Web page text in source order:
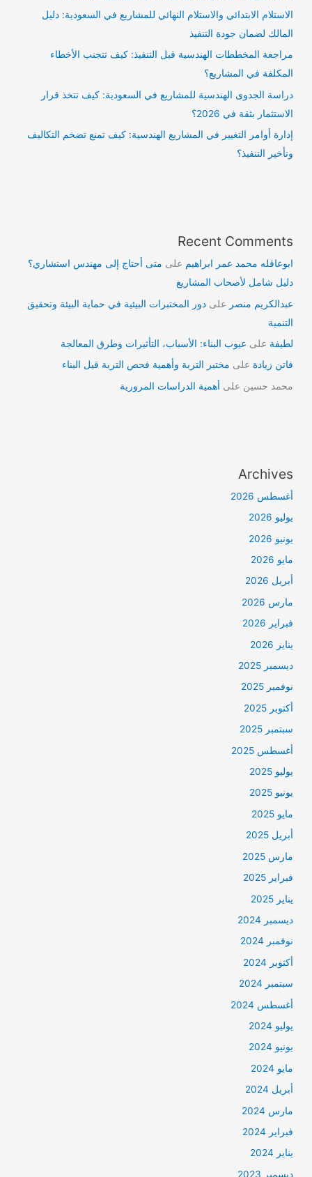
الاستلام الابتدائي والاستلام النهائي للمشاريع في السعودية: دليل
المالك لضمان جودة التنفيذ
مراجعة المخططات الهندسية قبل التنفيذ: كيف تتجنب الأخطاء
المكلفة في المشاريع؟
دراسة الجدوى الهندسية للمشاريع في السعودية: كيف تتخذ قرار
الاستثمار بثقة في 2026؟
إدارة أوامر التغيير في المشاريع الهندسية: كيف تمنع تضخم التكاليف
وتأخير التنفيذ؟
Recent Comments
ابوعاقله محمد عمر ابراهيم على متى أحتاج إلى مهندس استشاري؟
دليل شامل لأصحاب المشاريع
عبدالكريم منصر علىدور المختبرات البيئية في حماية البيئة وتحقيق
التنمية
لطيفة على عيوب البناء: الأسباب، التأثيرات وطرق المعالجة
فاتن زيادة على مختبر التربة وأهمية فحص التربة قبل البناء
محمد حسين على أهمية الدراسات المرورية
Archives
أغسطس 2026
يوليو 2026
يونيو 2026
مايو 2026
أبريل 2026
مارس 2026
فبراير 2026
يناير 2026
ديسمبر 2025
نوفمبر 2025
أكتوبر 2025
سبتمبر 2025
أغسطس 2025
يوليو 2025
يونيو 2025
مايو 2025
أبريل 2025
مارس 2025
فبراير 2025
يناير 2025
ديسمبر 2024
نوفمبر 2024
أكتوبر 2024
سبتمبر 2024
أغسطس 2024
يوليو 2024
يونيو 2024
مايو 2024
أبريل 2024
مارس 2024
فبراير 2024
يناير 2024
ديسمبر 2023